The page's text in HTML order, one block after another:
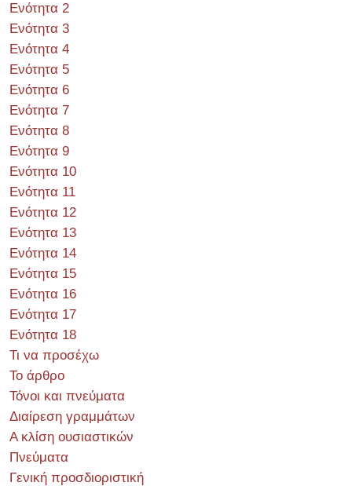
Ενότητα 2
Ενότητα 3
Ενότητα 4
Ενότητα 5
Ενότητα 6
Ενότητα 7
Ενότητα 8
Ενότητα 9
Ενότητα 10
Ενότητα 11
Ενότητα 12
Ενότητα 13
Ενότητα 14
Ενότητα 15
Ενότητα 16
Ενότητα 17
Ενότητα 18
Τι να προσέχω
Το άρθρο
Τόνοι και πνεύματα
Διαίρεση γραμμάτων
Α κλίση ουσιαστικών
Πνεύματα
Γενική προσδιοριστική